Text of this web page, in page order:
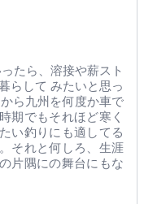
たら、溶接や薪スト
らして みたいと思っ
ら九州を何度か車で
期でもそれほど寒く
い釣りにも適してる
それと何しろ、生涯
片隅にの舞台にもな